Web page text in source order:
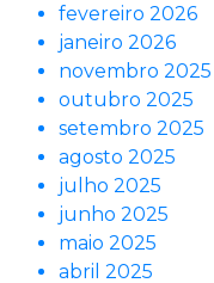
fevereiro 2026
janeiro 2026
novembro 2025
outubro 2025
setembro 2025
agosto 2025
julho 2025
junho 2025
maio 2025
abril 2025